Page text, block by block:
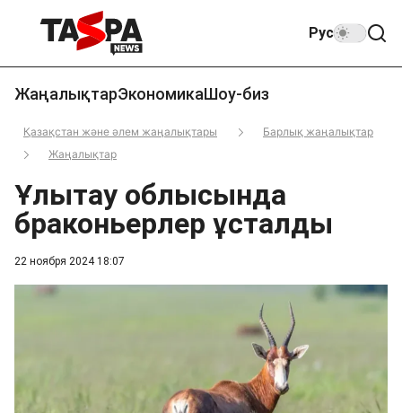
Рус
ЖаңалықтарЭкономикаШоу-биз
Қазақстан және әлем жаңалықтары
Барлық жаңалықтар
Жаңалықтар
22 ноября 2024 18:07
Ұлытау облысында
браконьерлер ұсталды